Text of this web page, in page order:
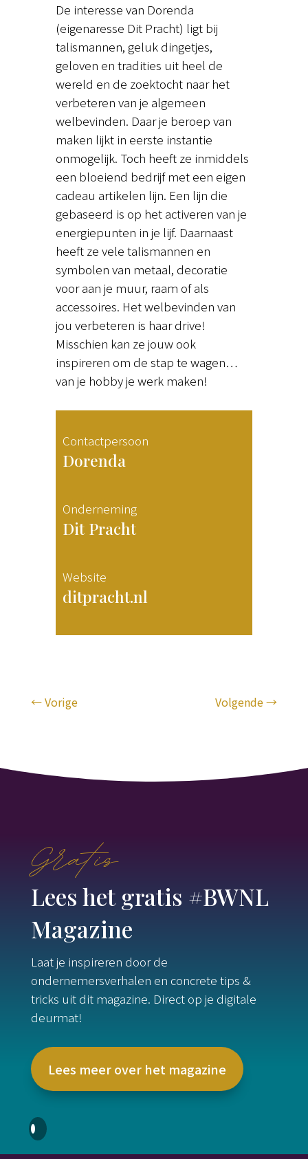
De interesse van Dorenda
(eigenaresse Dit Pracht) ligt bij
talismannen, geluk dingetjes,
geloven en tradities uit heel de
wereld en de zoektocht naar het
verbeteren van je algemeen
welbevinden. Daar je beroep van
maken lijkt in eerste instantie
onmogelijk. Toch heeft ze inmiddels
een bloeiend bedrijf met een eigen
cadeau artikelen lijn. Een lijn die
gebaseerd is op het activeren van je
energiepunten in je lijf. Daarnaast
heeft ze vele talismannen en
symbolen van metaal, decoratie
voor aan je muur, raam of als
accessoires. Het welbevinden van
jou verbeteren is haar drive!
Misschien kan ze jouw ook
inspireren om de stap te wagen…
van je hobby je werk maken!
Contactpersoon
Dorenda
Onderneming
Dit Pracht
Website
ditpracht.nl
←Vorige Volgende→
Gratis
Lees het gratis #BWNL
Magazine
Laat je inspireren door de
ondernemersverhalen en concrete tips &
tricks uit dit magazine. Direct op je digitale
deurmat!
Lees meer over het magazine